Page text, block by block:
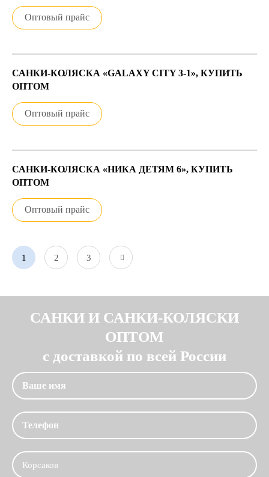
Оптовый прайс
САНКИ-КОЛЯСКА «GALAXY CITY 3-1», КУПИТЬ
ОПТОМ
Оптовый прайс
САНКИ-КОЛЯСКА «НИКА ДЕТЯМ 6», КУПИТЬ
ОПТОМ
Оптовый прайс
1 2 3
САНКИ И САНКИ-КОЛЯСКИ
ОПТОМ
с доставкой по всей России